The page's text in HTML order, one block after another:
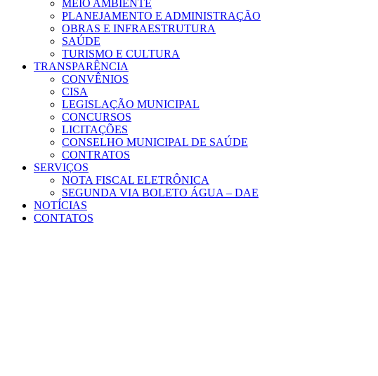
MEIO AMBIENTE
PLANEJAMENTO E ADMINISTRAÇÃO
OBRAS E INFRAESTRUTURA
SAÚDE
TURISMO E CULTURA
TRANSPARÊNCIA
CONVÊNIOS
CISA
LEGISLAÇÃO MUNICIPAL
CONCURSOS
LICITAÇÕES
CONSELHO MUNICIPAL DE SAÚDE
CONTRATOS
SERVIÇOS
NOTA FISCAL ELETRÔNICA
SEGUNDA VIA BOLETO ÁGUA – DAE
NOTÍCIAS
CONTATOS